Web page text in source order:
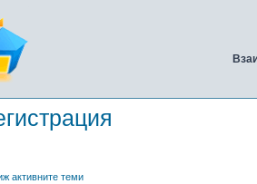
активните теми